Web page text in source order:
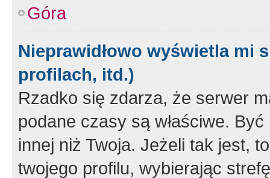
Góra
Nieprawidłowo wyświetla mi
profilach, itd.)
Rzadko się zdarza, że serwer
podane czasy są właściwe.
innej niż Twoja. Jeżeli tak jest,
twojego profilu, wybierając